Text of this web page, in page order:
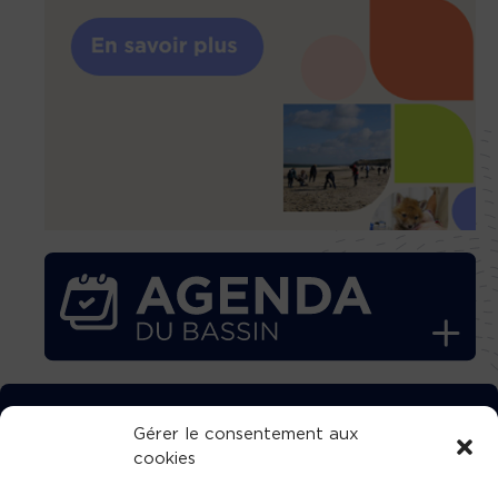
Gérer le consentement aux
cookies
TÉLÉCHARGEZ GRATUITEMENT
L’APPLICATION TVBA !